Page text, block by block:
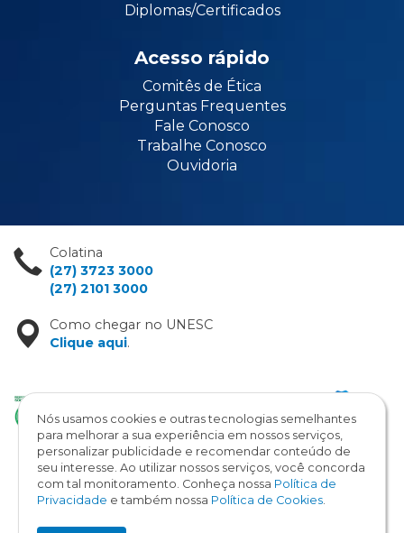
Diplomas/Certificados
Acesso rápido
Comitês de Ética
Perguntas Frequentes
Fale Conosco
Trabalhe Conosco
Ouvidoria
Colatina
(27) 3723 3000
(27) 2101 3000
Como chegar no UNESC
Clique aqui.
Copyright © 2026 / UNESC
Todos os direitos reservados
Nós usamos cookies e outras tecnologias semelhantes
para melhorar a sua experiência em nossos serviços,
personalizar publicidade e recomendar conteúdo de
seu interesse. Ao utilizar nossos serviços, você concorda
com tal monitoramento. Conheça nossa Política de
Privacidade e também nossa Política de Cookies.